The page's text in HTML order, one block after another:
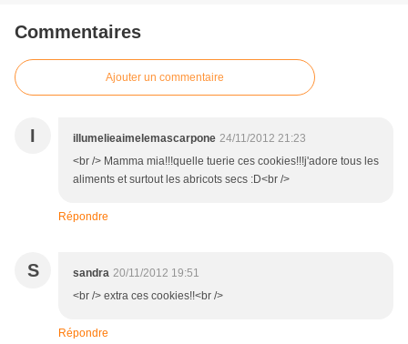
Commentaires
Ajouter un commentaire
I illumelieaimelemascarpone 24/11/2012 21:23
<br /> Mamma mia!!!quelle tuerie ces cookies!!!j'adore tous les
aliments et surtout les abricots secs :D<br />
Répondre
S sandra 20/11/2012 19:51
<br /> extra ces cookies!!<br />
Répondre